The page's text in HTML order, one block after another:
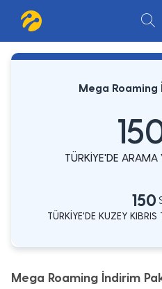
Mega
TÜRKİYE'DE
150
TÜRKİYE'DE KUZEY
Mega Roaming İndirim